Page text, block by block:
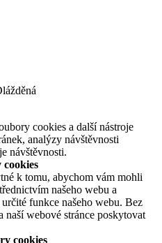
cookies a další nástroje
analýzy návštěvnosti
návštěvnosti.
cookies
k tomu, abychom vám mohli
našeho webu a
funkce našeho webu. Bez
naší webové stránce poskytovat
cookies